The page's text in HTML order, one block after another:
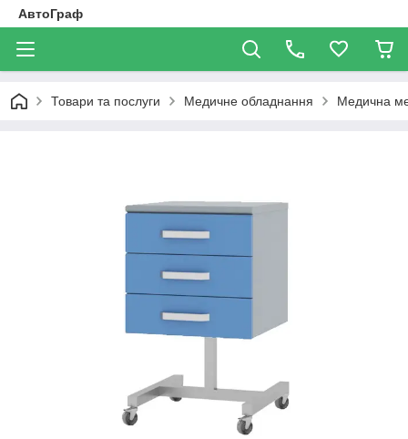
АвтоГраф
Товари та послуги Медичне обладнання Медична